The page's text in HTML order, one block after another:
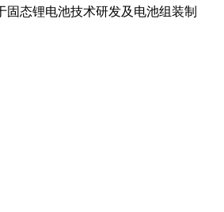
态锂电池技术研发及电池组装制